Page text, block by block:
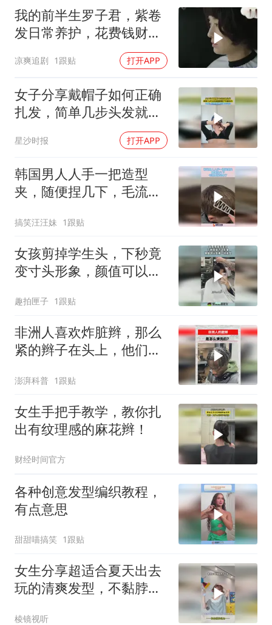
我的前半生罗子君，紫卷
发日常养护，花费钱财数
凉爽追剧 1跟贴 打开APP
女子分享戴帽子如何正确
扎发，简单几步头发就能
跟帽子完美结合，网友：
如果想摘帽子要怎么办
星沙时报 打开APP
韩国男人人手一把造型
夹，随便捏几下，毛流感
搞笑汪汪妹 1跟贴
女孩剪掉学生头，下秒竟
变寸头形象，颜值可以支
趣拍匣子 1跟贴
非洲人喜欢炸脏辫，那么
紧的辫子在头上，他们是
澎湃科普 1跟贴
女生手把手教学，教你扎
出有纹理感的麻花辫！
财经时间官方
各种创意发型编织教程，
有点意思
甜甜喵搞笑 1跟贴
女生分享超适合夏天出去
玩的清爽发型，不黏脖
棱镜视听